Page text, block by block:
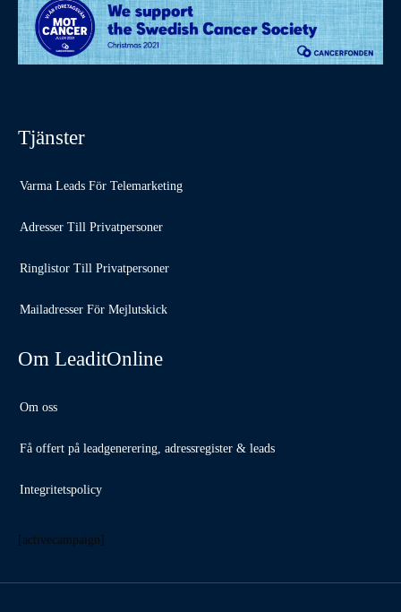
Tjänster
Varma Leads För Telemarketing
Adresser Till Privatpersoner
Ringlistor Till Privatpersoner
Mailadresser För Mejlutskick
Om LeaditOnline
Om oss
Få offert på leadgenerering, adressregister & leads
Integritetspolicy
[activecampaign]